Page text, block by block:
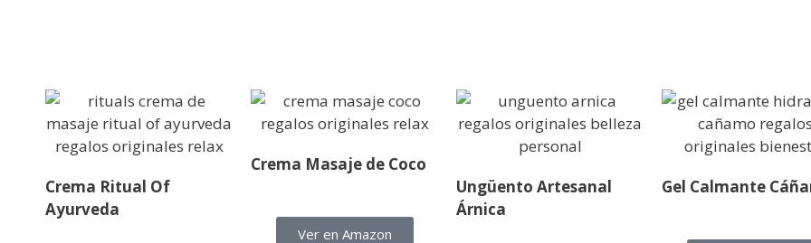
Crema Ritual Of
Ayurveda
Crema Masaje de Coco
Ver en Amazon
Ungüento Artesanal
Árnica
Gel Calmante